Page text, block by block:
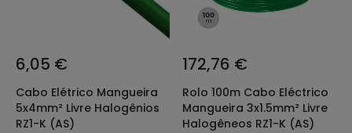
6,05 €
Cabo Elétrico Mangueira
5x4mm² Livre Halogênios
RZ1-K (AS)
172,76 €
Rolo 100m Cabo Eléctrico
Mangueira 3x1.5mm² Livre
Halogêneos RZ1-K (AS)